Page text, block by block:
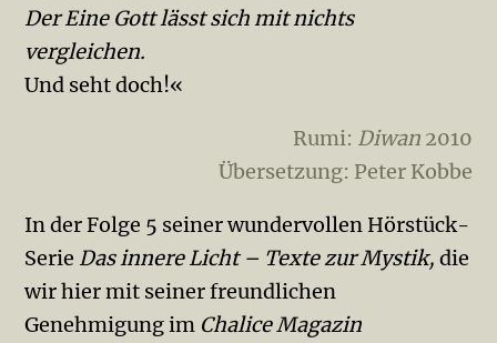
Der Eine Gott lässt sich mit nichts
vergleichen.
Und seht doch!«
Rumi: Diwan2010
Übersetzung: Peter Kobbe
In der Folge 5 seiner wundervollen Hörstück-
Serie Das innere Licht – Texte zur Mystik, die
wir hier mit seiner freundlichen
Genehmigung im Chalice Magazin